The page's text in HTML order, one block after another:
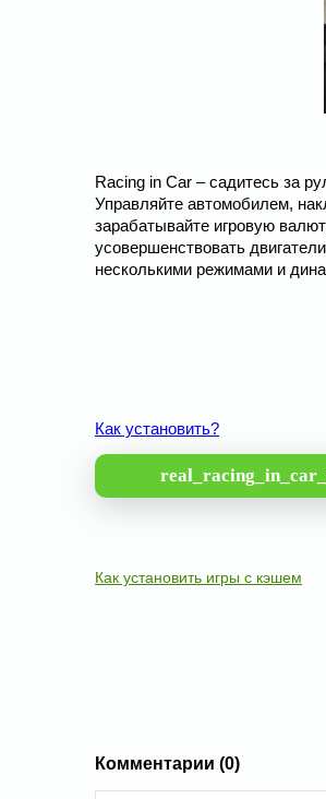
Racing in Car – садитесь за
Управляйте автомобилем,
зарабатывайте игровую
усовершенствовать
несколькими режимами и
Как установить?
Как установить игры с кэшем
Комментарии (0)